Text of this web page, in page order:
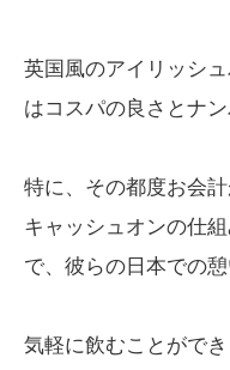
英国風のアイリッシ
はコスパの良さとナ
特に、その都度お会
キャッシュオンの仕
で、彼らの日本での
気軽に飲むことがで